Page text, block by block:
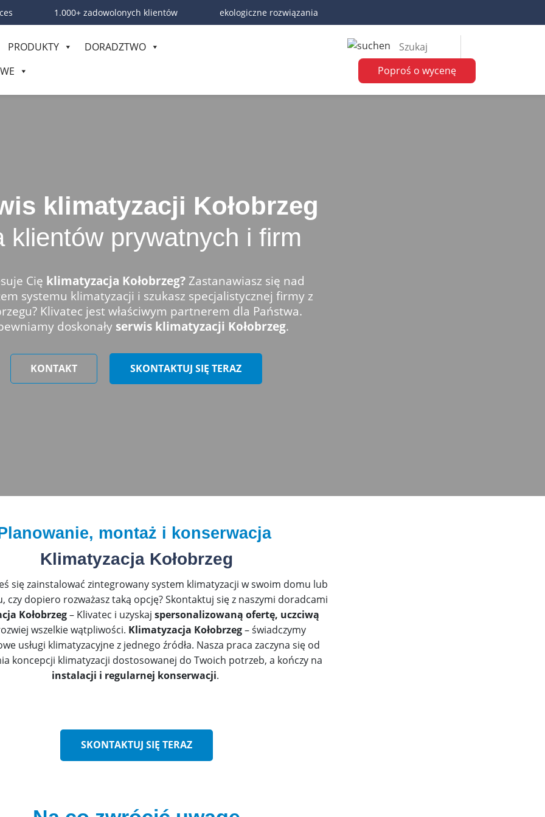
1.000+ zadowolonych klientów ekologiczne rozwiązania
PRODUKTY
DORADZTWO
Poproś o wycenę
klimatyzacji Kołobrzeg
klientów prywatnych i firm
Cię klimatyzacja Kołobrzeg?Zastanawiasz się nad
systemu klimatyzacji i szukasz specjalistycznej firmy z
Klivatec jest właściwym partnerem dla Państwa.
doskonały serwis klimatyzacji Kołobrzeg.
KONTAKT SKONTAKTUJ SIĘ TERAZ
montaż i konserwacja
Klimatyzacja Kołobrzeg
się zainstalować zintegrowany system klimatyzacji w swoim domu lub
czy dopiero rozważasz taką opcję? Skontaktuj się z naszymi doradcami
Kołobrzeg– Klivatec i uzyskaj spersonalizowaną ofertę, uczciwą
wszelkie wątpliwości. Klimatyzacja Kołobrzeg– świadczymy
usługi klimatyzacyjne z jednego źródła. Nasza praca zaczyna się od
koncepcji klimatyzacji dostosowanej do Twoich potrzeb, a kończy na
instalacji i regularnej konserwacji.
SKONTAKTUJ SIĘ TERAZ